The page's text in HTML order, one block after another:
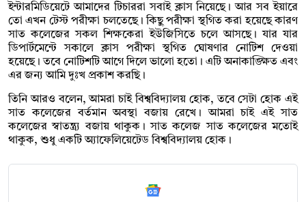
ইন্টারমিডিয়েটে আমাদের টিচাররা সবাই ক্লাস নিয়েছে। আর সব ইয়ারে
তো এখন টেস্ট পরীক্ষা চলতেছে। কিছু পরীক্ষা স্থগিত করা হয়েছে কারণ
সাত কলেজের সকল শিক্ষকেরা ইউজিসিতে চলে আসছে। যার যার
ডিপার্টমেন্টে সকালে ক্লাস পরীক্ষা স্থগিত ঘোষণার নোটিশ দেওয়া
হয়েছে। তবে নোটিশটি আগে দিলে ভালো হতো। এটি অনাকাঙ্ক্ষিত এবং
এর জন্য আমি দুঃখ প্রকাশ করছি।
তিনি আরও বলেন, আমরা চাই বিশ্ববিদ্যালয় হোক, তবে সেটা হোক এই
সাত কলেজের বর্তমান অবস্থা বজায় রেখে। আমরা চাই এই সাত
কলেজের স্বাতন্ত্র্য বজায় থাকুক। সাত কলেজ সাত কলেজের মতোই
থাকুক, শুধু একটি অ্যাফেলিয়েটেড বিশ্ববিদ্যালয় হোক।